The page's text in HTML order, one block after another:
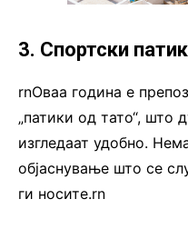
3. Спортски
rnОваа година е
„патики од тато“, што
изгледаат удобно.
објаснување што се
ги носите.rn